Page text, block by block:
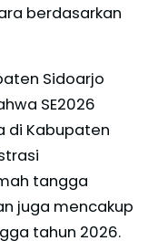
berdasarkan
Sidoarjo
SE2026
di Kabupaten
tangga
juga mencakup
tahun 2026.